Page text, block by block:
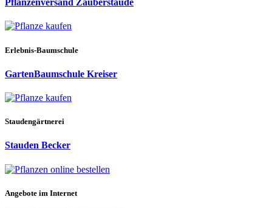
Pflanzenversand Zauberstaude
Erlebnis-Baumschule
GartenBaumschule Kreiser
Staudengärtnerei
Stauden Becker
Angebote im Internet